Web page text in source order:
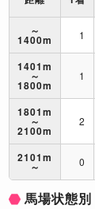
～
1400m 1
1401m
～
1800m
1
1801m
～
2100m
2
2101m
～ 0
馬場状態別